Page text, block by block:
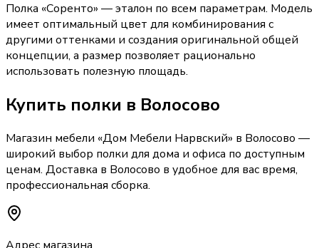
Полка «Соренто» — эталон по всем параметрам. Модель
имеет оптимальный цвет для комбинирования с
другими оттенками и создания оригинальной общей
концепции, а размер позволяет рационально
использовать полезную площадь.
Купить полки в Волосово
Магазин мебели «Дом Мебели Нарвский» в Волосово —
широкий выбор полки для дома и офиса по доступным
ценам. Доставка в Волосово в удобное для вас время,
профессиональная сборка.